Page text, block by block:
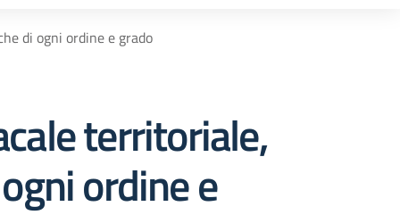
di ogni ordine e grado
territoriale,
ordine e